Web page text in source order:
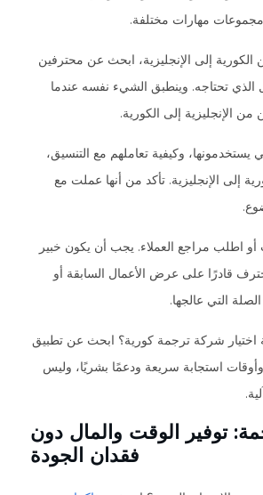
مجموعات مهارات مختلفة.
إلى الإنجليزية، ابحث عن محترفين
تحتاجه. وينطبق الشيء نفسه عندما
الإنجليزية إلى الكورية.
يستخدمونها، وكيفية تعاملهم مع التنسيق،
إلى الإنجليزية. تأكد من أنها عملت مع
اطلب مراجع العملاء. يجب أن يكون خبير
قادرًا على عرض الأعمال السابقة أو
التي عالجها.
اختيار شركة ترجمة كورية؟ ابحث عن تطبيق
استجابة سريعة ودعمًا بشريًا، وليس
توفير الوقت والمال دون
فقدان الجودة